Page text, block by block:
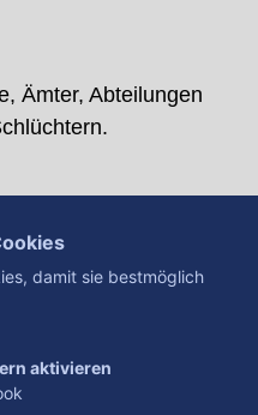
Ämter, Abteilungen
damit sie bestmöglich
aktivieren